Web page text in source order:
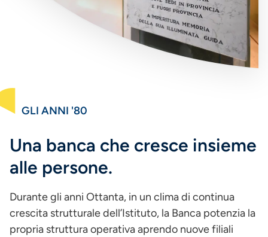
GLI ANNI '80
Una banca che cresce insieme
alle persone.
Durante gli anni Ottanta, in un clima di continua
crescita strutturale dell’Istituto, la Banca potenzia la
propria struttura operativa aprendo nuove filiali